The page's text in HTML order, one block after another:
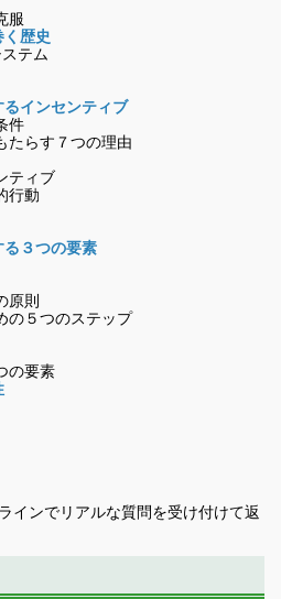
服
く歴史
テム
るインセンティブ
件
らす７つの理由
ティブ
行動
る３つの要素
原則
５つのステップ
の要素
インでリアルな質問を受け付けて返